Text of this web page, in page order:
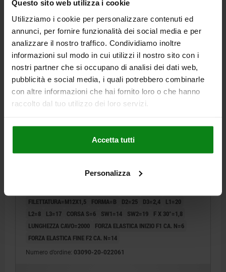
Questo sito web utilizza i cookie
Utilizziamo i cookie per personalizzare contenuti ed
annunci, per fornire funzionalità dei social media e per
analizzare il nostro traffico. Condividiamo inoltre
informazioni sul modo in cui utilizzi il nostro sito con i
nostri partner che si occupano di analisi dei dati web,
pubblicità e social media, i quali potrebbero combinarle
con altre informazioni che hai fornito loro o che hanno
raccolto dal tuo utilizzo dei loro servizi.
Accetta tutti
Personalizza
+ IVA
più le spese di spedizione
DETTAGLI
03090-20 B
SPINA DI POSIZIONE W.STATUS SENS., HARDWIRED,
TERMOPLASTICA GRIGIO NERASTRO RAL7021
MATERIALE CORPO BASE=ACCIAIO INOX
FILETTATURA=M12X1,5
FORMA=B D2=25 D3=2,4
L1=20
L2=8
L3=17 CORSA S=6 SW1=14 SW2=19
F X 30°=1,8
LUNGHEZZA CAVO=2000
FORZA ELASTICA INIZIO F1 CA. N=6
FORZA ELASTICA FINE F2 CA. N=14
Numero d’ordine: 03090-20-022061